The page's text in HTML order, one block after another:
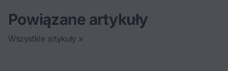
Powiązane artykuły
Wszystkie artykuły »